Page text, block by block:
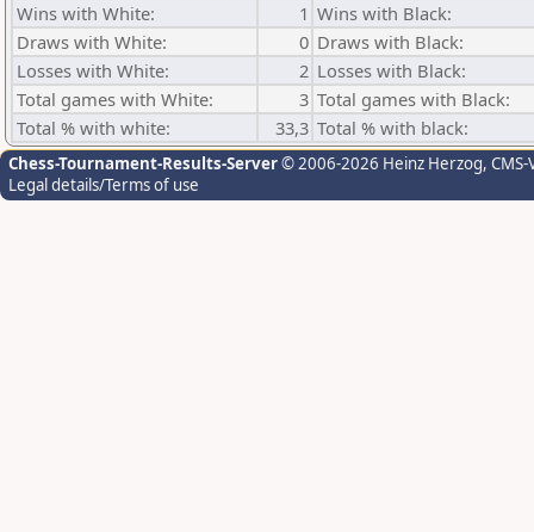
Wins with White:
1 Wins with Black:
Draws with White:
0 Draws with Black:
Losses with White:
2 Losses with Black:
Total games with White:
3 Total games with Black:
Total % with white:
33,3 Total % with black:
Chess-Tournament-Results-Server© 2006-2026 Heinz Herzog,
Legal details/Terms of use